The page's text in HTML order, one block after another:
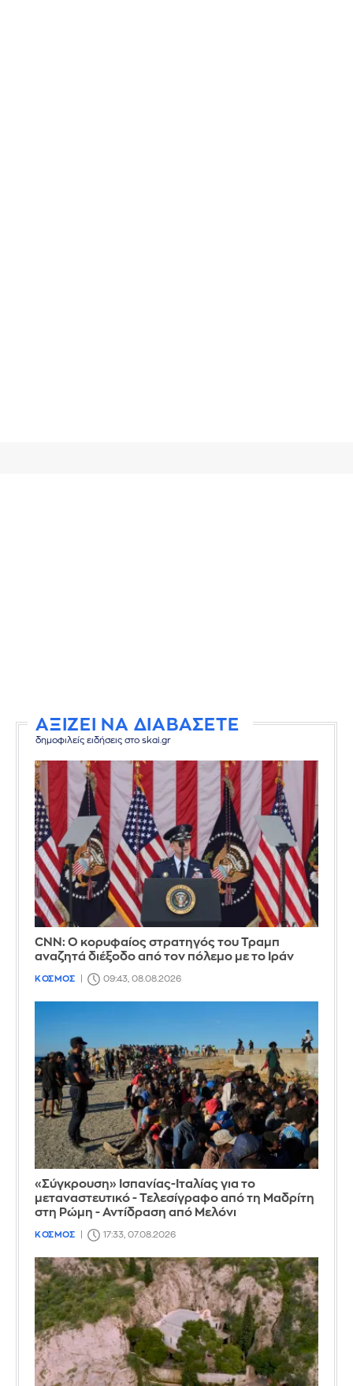
ΑΞΙΖΕΙ ΝΑ ΔΙΑΒΑΣΕΤΕ
δημοφιλείς ειδήσεις στο skai.gr
CNN: Ο κορυφαίος στρατηγός του Τραμπ
αναζητά διέξοδο από τον πόλεμο με το Ιράν
ΚΟΣΜΟΣ 09:43, 08.08.2026
«Σύγκρουση» Ισπανίας-Ιταλίας για το
μεταναστευτικό - Τελεσίγραφο από τη Μαδρίτη
στη Ρώμη - Αντίδραση από Μελόνι
ΚΟΣΜΟΣ 17:33, 07.08.2026